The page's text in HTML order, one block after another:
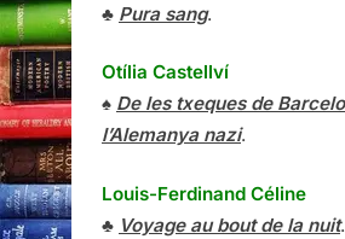
♣ Pura sang.
Otília Castellví
♠ De les txeques de
l’Alemanya nazi.
Louis-Ferdinand Céline
♣ Voyage au bout de la nuit.